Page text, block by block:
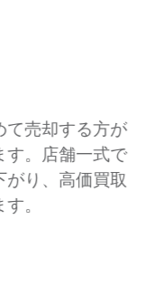
て売却する方が
す。店舗一式で
り、高価買取
。